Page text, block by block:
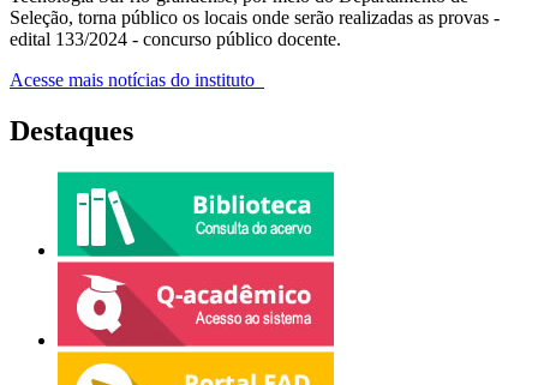
Seleção, torna público os locais onde serão realizadas as provas -
edital 133/2024 - concurso público docente.
Acesse mais notícias do instituto
Destaques